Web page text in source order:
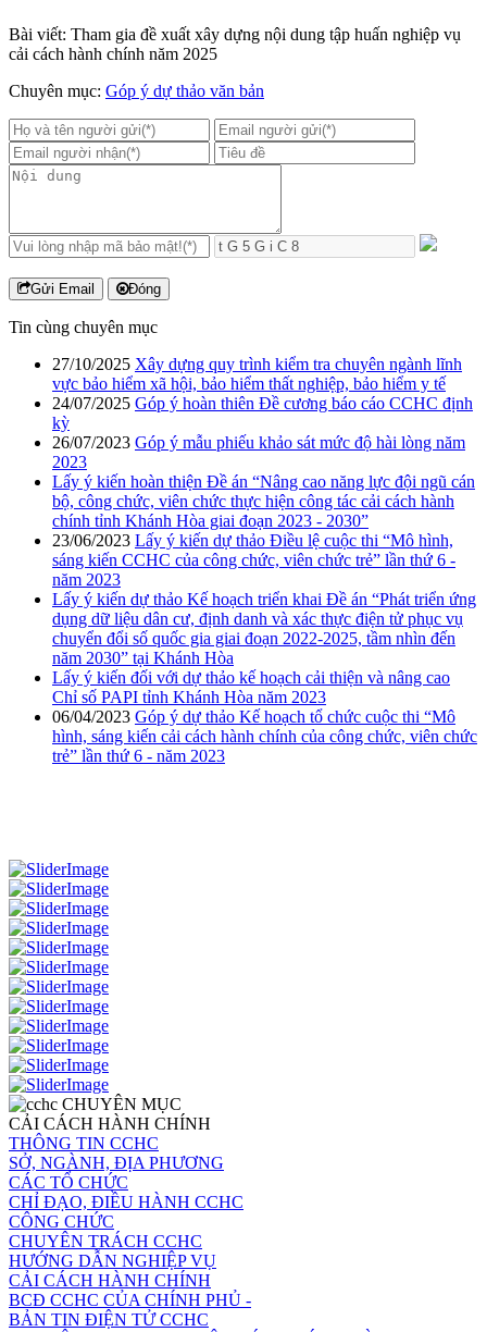
Bài viết: Tham gia đề xuất xây dựng nội dung tập huấn nghiệp vụ
cải cách hành chính năm 2025
Chuyên mục: Góp ý dự thảo văn bản
Gửi Email Đóng
Tin cùng chuyên mục
27/10/2025 Xây dựng quy trình kiểm tra chuyên ngành lĩnh
vực bảo hiểm xã hội, bảo hiểm thất nghiệp, bảo hiểm y tế
24/07/2025 Góp ý hoàn thiên Đề cương báo cáo CCHC định
kỳ
26/07/2023 Góp ý mẫu phiếu khảo sát mức độ hài lòng năm
2023
Lấy ý kiến hoàn thiện Đề án “Nâng cao năng lực đội ngũ cán
bộ, công chức, viên chức thực hiện công tác cải cách hành
chính tỉnh Khánh Hòa giai đoạn 2023 - 2030”
23/06/2023 Lấy ý kiến dự thảo Điều lệ cuộc thi “Mô hình,
sáng kiến CCHC của công chức, viên chức trẻ” lần thứ 6 -
năm 2023
Lấy ý kiến dự thảo Kế hoạch triển khai Đề án “Phát triển ứng
dụng dữ liệu dân cư, định danh và xác thực điện tử phục vụ
chuyển đổi số quốc gia giai đoạn 2022-2025, tầm nhìn đến
năm 2030” tại Khánh Hòa
Lấy ý kiến đối với dự thảo kế hoạch cải thiện và nâng cao
Chỉ số PAPI tỉnh Khánh Hòa năm 2023
06/04/2023 Góp ý dự thảo Kế hoạch tổ chức cuộc thi “Mô
hình, sáng kiến cải cách hành chính của công chức, viên chức
trẻ” lần thứ 6 - năm 2023
CHUYÊN MỤC
CẢI CÁCH HÀNH CHÍNH
THÔNG TIN CCHC
SỞ, NGÀNH, ĐỊA PHƯƠNG
CÁC TỔ CHỨC
CHỈ ĐẠO, ĐIỀU HÀNH CCHC
CÔNG CHỨC
CHUYÊN TRÁCH CCHC
HƯỚNG DẪN NGHIỆP VỤ
CẢI CÁCH HÀNH CHÍNH
BCĐ CCHC CỦA CHÍNH PHỦ -
BẢN TIN ĐIỆN TỬ CCHC